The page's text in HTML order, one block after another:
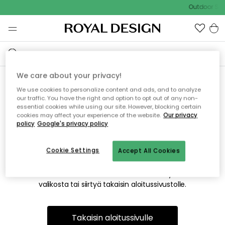
Outdoor
Emme valitettavasti löydä
etsimääsi sivua
Tämä voi johtua siitä, että sivua ei enää ole tai siitä, että se
on siirretty muualle. Pahoittelemme tästä mahdollisesti
valikosta tai siirtyä takaisin aloitussivustolle.
Takaisin aloitussivulle
We care about your privacy!
We use cookies to personalize content and ads, and to analyze
our traffic. You have the right and option to opt out of any non-
essential cookies while using our site. However, blocking certain
cookies may affect your experience of the website. Our privacy
policy Google's privacy policy
Accept All Cookies
Cookie Settings